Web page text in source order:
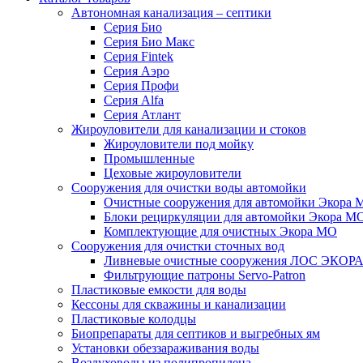
Автономная канализация – септики
Серия Био
Серия Био Макс
Серия Fintek
Серия Аэро
Серия Профи
Серия Alfa
Серия Атлант
Жироуловители для канализации и стоков
Жироуловители под мойку
Промышленные
Цеховые жироуловители
Сооружения для очистки воды автомойки
Очистные сооружения для автомойки Экора
Блоки рециркуляции для автомойки Экора
Комплектующие для очистных Экора МО
Сооружения для очистки сточных вод
Ливневые очистные сооружения ЛОС ЭКОРА
Фильтрующие патроны Servo-Patron
Пластиковые емкости для воды
Кессоны для скважины и канализации
Пластиковые колодцы
Биопрепараты для септиков и выгребных ям
Установки обеззараживания воды